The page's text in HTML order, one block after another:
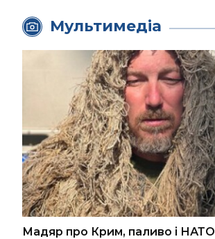
Мультимедіа
Мадяр про Крим, паливо і НАТО